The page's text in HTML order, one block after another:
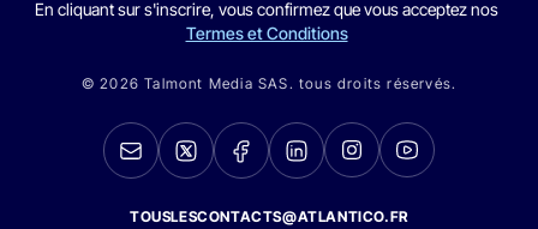
En cliquant sur s'inscrire, vous confirmez que vous acceptez nos
Termes et Conditions
© 2026 Talmont Media SAS. tous droits réservés.
TOUSLESCONTACTS@ATLANTICO.FR